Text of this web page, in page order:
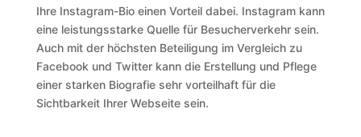
Ihre Instagram-Bio einen Vorteil dabei. Instagram kann
eine leistungsstarke Quelle für Besucherverkehr sein.
Auch mit der höchsten Beteiligung im Vergleich zu
Facebook und Twitter kann die Erstellung und Pflege
einer starken Biografie sehr vorteilhaft für die
Sichtbarkeit Ihrer Webseite sein.